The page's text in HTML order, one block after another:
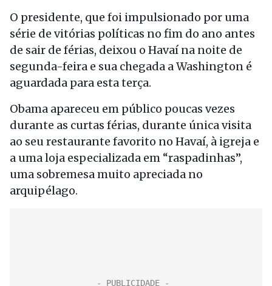
O presidente, que foi impulsionado por uma
série de vitórias políticas no fim do ano antes
de sair de férias, deixou o Havaí na noite de
segunda-feira e sua chegada a Washington é
aguardada para esta terça.
Obama apareceu em público poucas vezes
durante as curtas férias, durante única visita
ao seu restaurante favorito no Havaí, à igreja e
a uma loja especializada em “raspadinhas”,
uma sobremesa muito apreciada no
arquipélago.